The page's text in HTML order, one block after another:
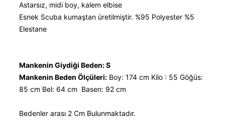
Astarsız, midi boy, kalem elbise
Esnek Scuba kumaştan üretilmiştir. %95 Polyester %5
Elestane
Mankenin Giydiği Beden: S
Mankenin Beden Ölçüleri: Boy: 174 cm Kilo : 55 Göğüs:
85 cm Bel: 64 cm Basen: 92 cm
Bedenler arası 2 Cm Bulunmaktadır.